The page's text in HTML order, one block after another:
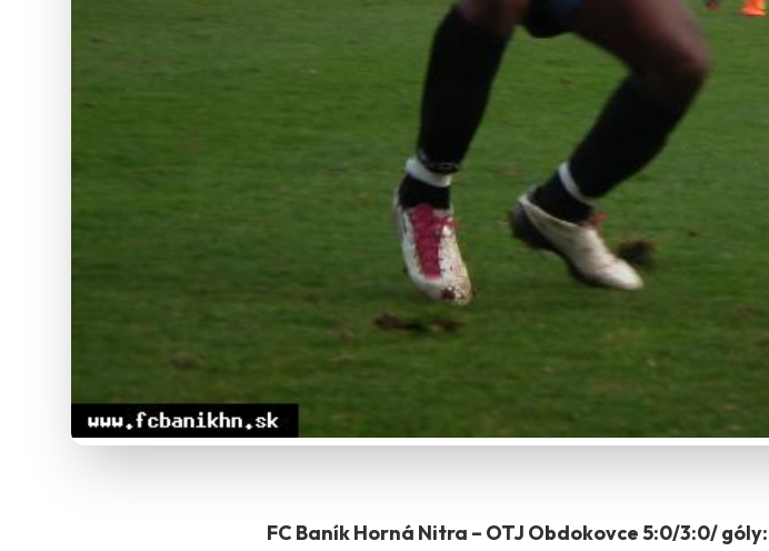
FC Baník Horná Nitra – OTJ Obdokovce 5:0/3:0/